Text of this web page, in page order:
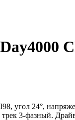
угол 24°,
3-фазный.